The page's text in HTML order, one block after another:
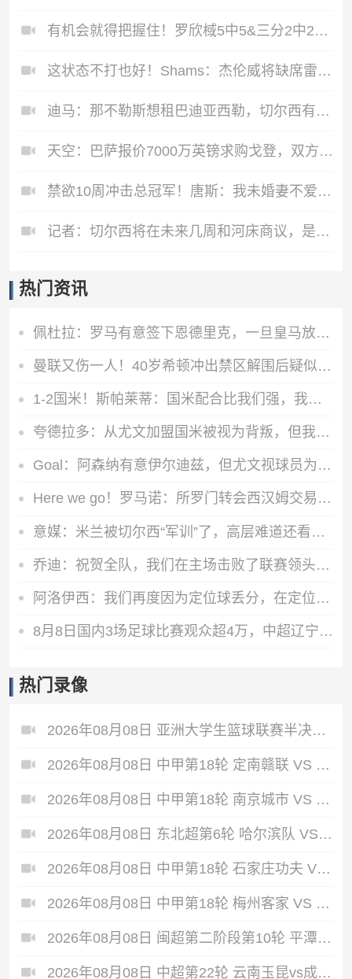
有机会就得把握住！罗欣棫5中5&三分2中2贡献13分2板
这状态不打也好！Shams：杰伦威将缺席雷霆与马刺的抢七大战！
迪马：那不勒斯想租巴迪亚西勒，切尔西有望接受带买断条款的方案
天空：巴萨报价7000万英镑求购戈登，双方俱乐部正在深入谈判
禁欲10周冲击总冠军！唐斯：我未婚妻不爱听这个
记者：切尔西将在未来几周和河床商议，是否提前终止派斯租借合同
热门资讯
佩杜拉：罗马有意签下恩德里克，一旦皇马放行将直接加入争夺战
曼联又伤一人！40岁希顿冲出禁区解围后疑似拉伤，被换下
1-2国米！斯帕莱蒂：国米配合比我们强，我们球员很棒 整体是关键
夸德拉多：从尤文加盟国米被视为背叛，但我失业必须寻找其他选择
Goal：阿森纳有意伊尔迪兹，但尤文视球员为非卖品，除非天价购买
Here we go！罗马诺：所罗门转会西汉姆交易达成，总价达700万镑
意媒：米兰被切尔西“军训”了，高层难道还看不出阵容短板？
乔迪：祝贺全队，我们在主场击败了联赛领头羊，顺利拿下宝贵三分
阿洛伊西：我们再度因为定位球丢分，在定位球防守上犯了一些错误
8月8日国内3场足球比赛观众超4万，中超辽宁德比62075人排今年第6
热门录像
2026年08月08日 亚洲大学生篮球联赛半决赛 政治大学 VS 早稻田大学 全场录像
2026年08月08日 中甲第18轮 定南赣联 VS 大连鲲城 全场录像
2026年08月08日 中甲第18轮 南京城市 VS 南通支云 全场录像
2026年08月08日 东北超第6轮 哈尔滨队 VS 通辽队 全场录像
2026年08月08日 中甲第18轮 石家庄功夫 VS 陕西联合 全场录像
2026年08月08日 中甲第18轮 梅州客家 VS 佛山南狮 全场录像
2026年08月08日 闽超第二阶段第10轮 平潭队 VS 漳州队 全场录像
2026年08月08日 中超第22轮 云南玉昆vs成都蓉城 全场录像